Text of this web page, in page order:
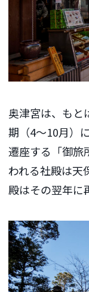
奥津宮は、もと
期（4〜10月）
遷座する「御旅
われる社殿は天
殿はその翌年に